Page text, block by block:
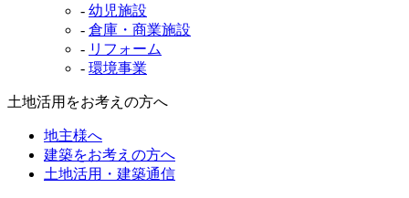
- 幼児施設
- 倉庫・商業施設
- リフォーム
- 環境事業
土地活用をお考えの方へ
地主様へ
建築をお考えの方へ
土地活用・建築通信